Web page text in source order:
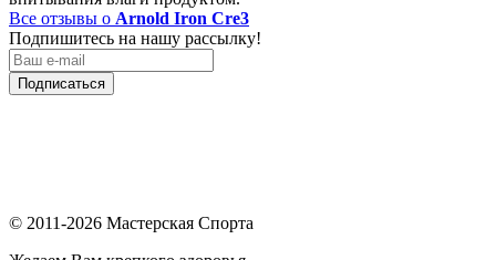
Все отзывы о Arnold Iron Cre3
Подпишитесь на нашу рассылку!
Подписаться
© 2011-2026 Мастерская Спорта